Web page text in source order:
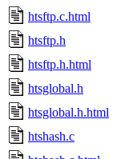
htsftp.c.html
htsftp.h
htsftp.h.html
htsglobal.h
htsglobal.h.html
htshash.c